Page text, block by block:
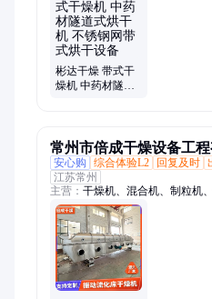
燥机、真空干燥机、双锥真空干
燥机、盘式连续干燥机、真空耙
机、气流干燥机、带式干燥机、
干燥机、滚筒刮板干燥机、粉碎
干燥机
彬达干燥 带式干
燥机 中药材隧道
常州市倍成干燥设备工程
安心购
综合体验L2 回复及时
江苏常州
主营： 干燥机、混合机、制粒机
衣机、过筛机、粉碎机、粗碎机
机、三维混合机、真空耙式干燥
二维混合机、沸腾干燥机、双锥
鸡精干燥机、鸡精生产设备、鸡